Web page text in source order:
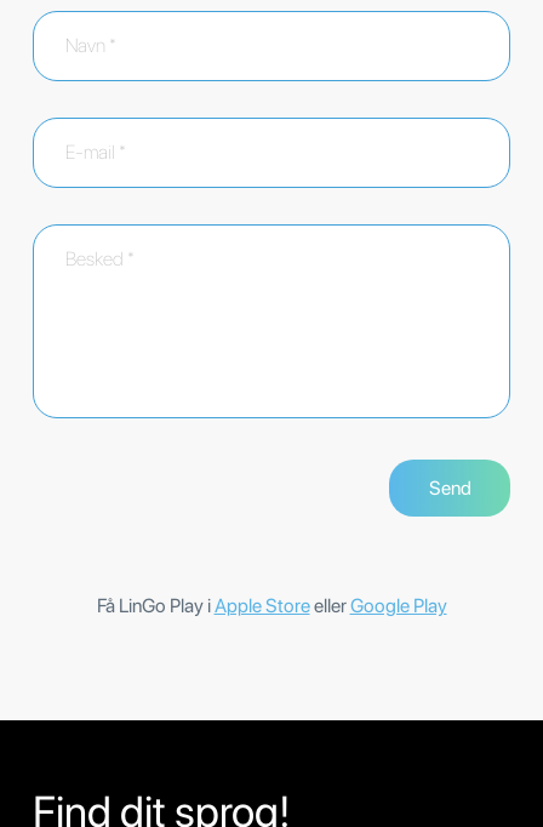
Få LinGo Play iApple StoreellerGoogle Play
Find dit sprog!